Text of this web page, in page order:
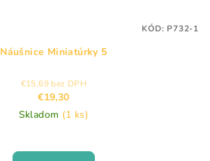
Náušnice Miniatúrky 5
€15,69 bez DPH
€19,30
Skladom (1 ks)
KÓD: P732-1